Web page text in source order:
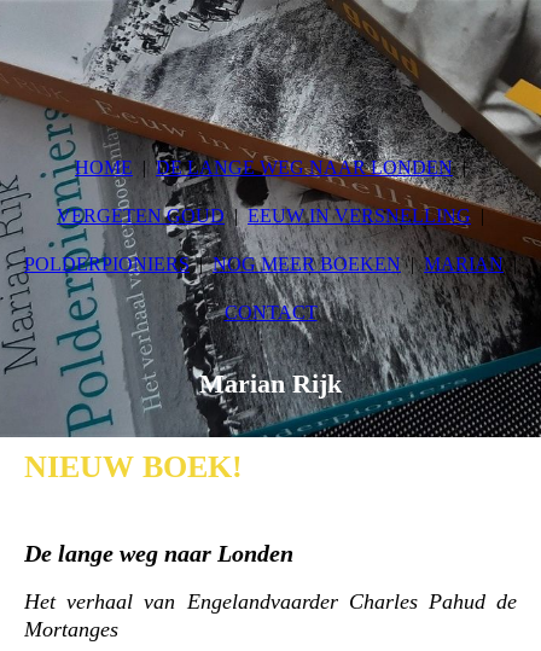
HOME DE LANGE WEG NAAR LONDEN
VERGETEN GOUD EEUW IN VERSNELLING
POLDERPIONIERS NOG MEER BOEKEN MARIAN
CONTACT
Marian Rijk
NIEUW BOEK!
De lange weg naar Londen
Het verhaal van Engelandvaarder Charles Pahud de
Mortanges